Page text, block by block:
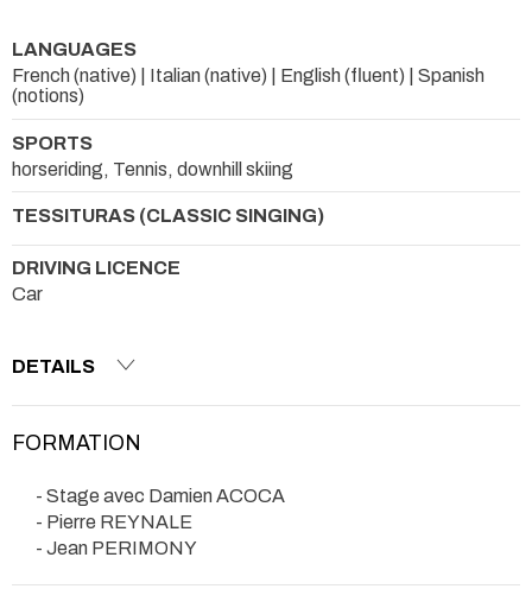
LANGUAGES
French (native) | Italian (native) | English (fluent) | Spanish
(notions)
SPORTS
horseriding, Tennis, downhill skiing
TESSITURAS (CLASSIC SINGING)
DRIVING LICENCE
Car
DETAILS
FORMATION
- Stage avec Damien ACOCA
- Pierre REYNALE
- Jean PERIMONY